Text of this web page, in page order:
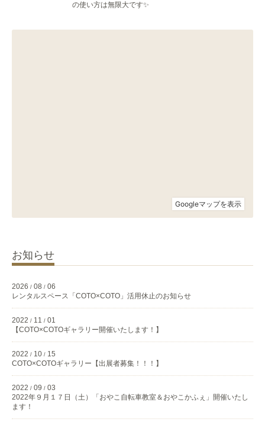
の使い方は無限大です✨
お知らせ
2026 / 08 / 06
レンタルスペース「COTO×COTO」活用休止のお知らせ
2022 / 11 / 01
【COTO×COTOギャラリー開催いたします！】
2022 / 10 / 15
COTO×COTOギャラリー【出展者募集！！！】
2022 / 09 / 03
2022年９月１７日（土）「おやこ自転車教室＆おやこかふぇ」開催いたし
ます！